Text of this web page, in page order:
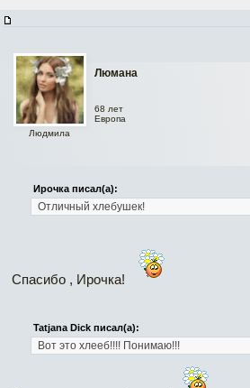
Люмана
Людмила
68 лет
Европа
Ирочка писал(а):
Отличный хлебушек!
Спасибо , Ирочка!
Tatjana Dick писал(а):
Вот это хлееб!!!! Понимаю!!!